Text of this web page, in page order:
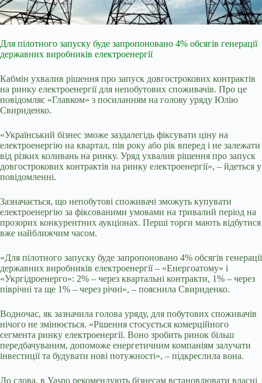
Для пілотного запуску буде запропоновано 4% обсягів генерації
державних виробників електроенергії
Кабмін ухвалив рішення про запуск довгострокових контрактів
на ринку електроенергії для непобутових споживачів. Про це
повідомляє «Главком» з посиланням на голову уряду Юлію
Свириденко.
«Український бізнес зможе заздалегідь фіксувати ціну на
електроенергію на квартал, пів року або рік вперед і не залежати
від різких коливань на ринку. Уряд ухвалив рішення про запуск
довгострокових контрактів на ринку електроенергії», – йдеться у
повідомленні.
Зазначається, що непобутові споживачі зможуть купувати
електроенергію за фіксованими умовами на тривалий період на
прозорих конкурентних аукціонах. Перші торги мають відбутися
вже найближчим часом.
«Для пілотного запуску буде запропоновано 4% обсягів генерації
державних виробників електроенергії – «Енергоатому» і
«Укргідроенерго»: 2% – через квартальні контракти, 1% – через
піврічні та ще 1% – через річні», – пояснила Свириденко.
Водночас, як зазначила голова уряду, для побутових споживачів
нічого не змінюється. «Рішення стосується комерційного
сегмента ринку електроенергії. Воно зробить ринок більш
передбачуваним, допоможе енергетичним компаніям залучати
інвестиції та будувати нові потужності», – підкреслила вона.
До слова, в Yasno рекомендують бізнесам встановлювати власні